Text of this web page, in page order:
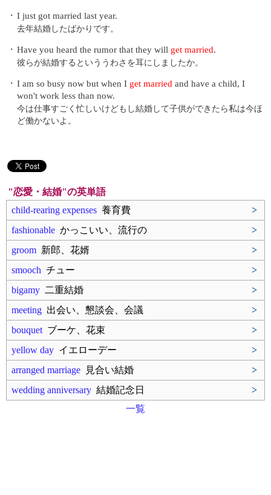
・ I just got married last year.
去年結婚したばかりです。
・ Have you heard the rumor that they will get married.
彼らが結婚するといううわさを耳にしましたか。
・ I am so busy now but when I get married and have a child, I
won't work less than now.
今は仕事すごく忙しいけどもし結婚して子供ができたら私は今ほ
ど働かないよ。
"恋愛・結婚"の英単語
child-rearing expenses 養育費
>
fashionable かっこいい、流行の
>
groom 新郎、花婿
>
smooch チュー
>
bigamy 二重結婚
>
meeting 出会い、懇談会、会議
>
bouquet ブーケ、花束
>
yellow day イエローデー
>
arranged marriage 見合い結婚
>
wedding anniversary 結婚記念日
>
一覧